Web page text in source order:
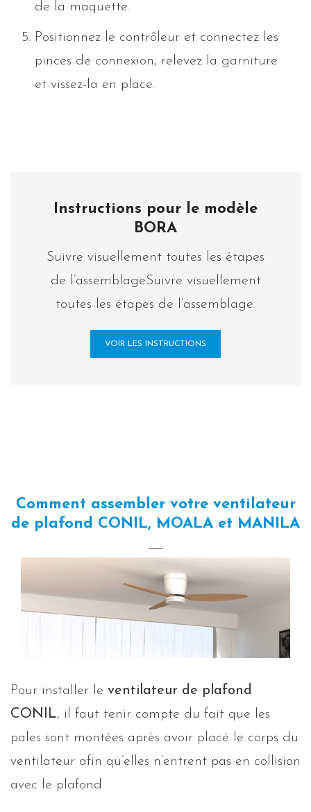
de la maquette.
Positionnez le contrôleur et connectez les
pinces de connexion, relevez la garniture
et vissez-la en place.
Instructions pour le modèle
BORA
Suivre visuellement toutes les étapes
de l’assemblageSuivre visuellement
toutes les étapes de l’assemblage.
VOIR LES INSTRUCTIONS
Comment assembler votre ventilateur
de plafond CONIL, MOALA et MANILA
Pour installer le ventilateur de plafond
CONIL, il faut tenir compte du fait que les
pales sont montées après avoir placé le corps du
ventilateur afin qu’elles n’entrent pas en collision
avec le plafond.